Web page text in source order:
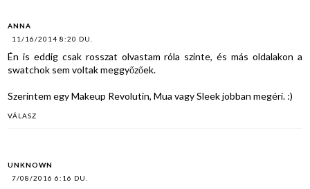
ANNA
11/16/2014 8:20 DU.
Én is eddig csak rosszat olvastam róla szinte, és más oldalakon a
swatchok sem voltak meggyőzőek.
Szerintem egy Makeup Revolutin, Mua vagy Sleek jobban megéri. :)
VÁLASZ
UNKNOWN
7/08/2016 6:16 DU.